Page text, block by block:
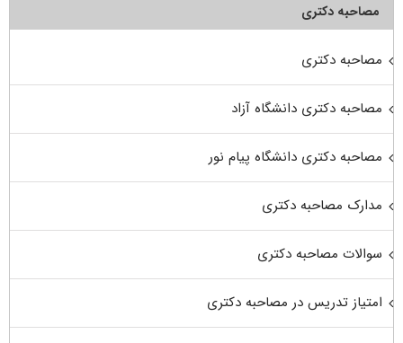
مصاحبه دکتری
مصاحبه دکتری
مصاحبه دکتری دانشگاه آزاد
مصاحبه دکتری دانشگاه پیام نور
مدارک مصاحبه دکتری
سوالات مصاحبه دکتری
امتیاز تدریس در مصاحبه دکتری